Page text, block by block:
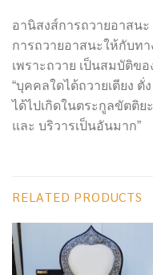
อานิสงส์การถวายอาสนะ
การถวายอาสนะให้กับท
เพราะถวาย เป็นสมบัติข
“บุคคลใดได้ถวายเตียง
ได้ไปเกิดในตระกูลขัตติ
และ บริวารเป็นอันมาก”
RELATED PRODUCTS